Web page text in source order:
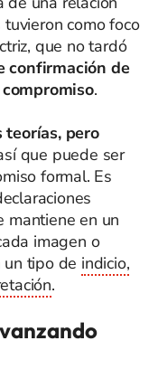
como foco
que no tardó
confirmación de
.
pero
que puede ser
formal. Es
mantiene en un
imagen o
un tipo de indicio,
.